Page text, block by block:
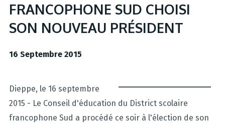
FRANCOPHONE SUD CHOISI
SON NOUVEAU PRÉSIDENT
16 Septembre 2015
Dieppe, le 16 septembre
2015 - Le Conseil d'éducation du District scolaire
francophone Sud a procédé ce soir à l'élection de son